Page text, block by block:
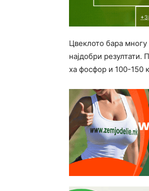
Цвеклото бара
најдобри резултати.
ха фосфор и 100-150